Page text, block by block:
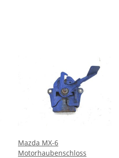
Mazda MX-6
Motorhaubenschloss